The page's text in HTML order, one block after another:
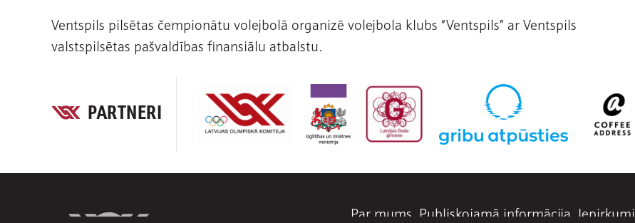
Ventspils pilsētas čempionātu volejbolā organizē volejbola klubs “Ventspils” ar Ventspils
valstspilsētas pašvaldības finansiālu atbalstu.
PARTNERI
Par mums Publiskojamā informācija Iepirkumi